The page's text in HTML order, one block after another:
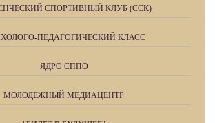
СПОРТИВНЫЙ КЛУБ (ССК)
ПЕДАГОГИЧЕСКИЙ КЛАСС
ЯДРО СППО
МОЛОДЕЖНЫЙ МЕДИАЦЕНТР